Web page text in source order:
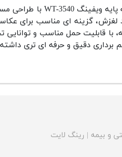
گزینه ای مناسب برای
با قابلیت حمل مناسب و
برداری دقیق و حرفه ای تری
و بیمه | رینگ لایت